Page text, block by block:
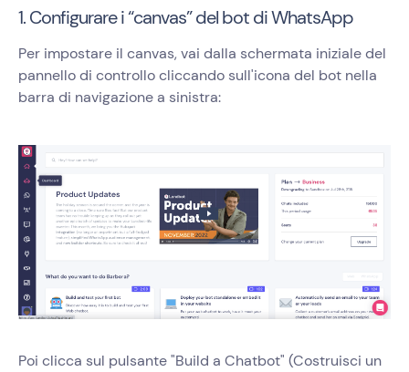
1. Configurare i “canvas” del bot di WhatsApp
Per impostare il canvas, vai dalla schermata iniziale del
pannello di controllo cliccando sull'icona del bot nella
barra di navigazione a sinistra:
Poi clicca sul pulsante "Build a Chatbot" (Costruisci un